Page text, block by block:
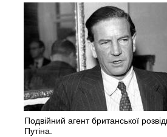
Подвійний агент британської
Путіна.